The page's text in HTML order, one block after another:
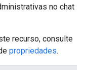
no chat
recurso, consulte
propriedades.